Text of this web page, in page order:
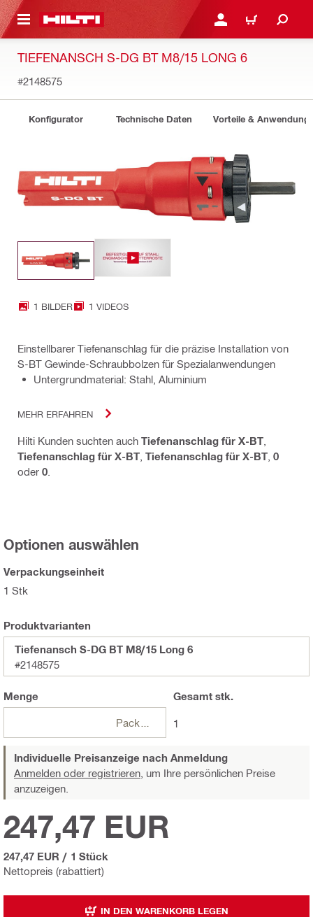
ANMELDEN ODER
WARENKORB
TIEFENANSCH S-DG BT M8/15 LONG 6
#2148575
Konfigurator Technische Daten Vorteile &
1 BILDER 1 VIDEOS
Einstellbarer Tiefenanschlag für die präzise Installation von
S-BT Gewinde-Schraubbolzen für Spezialanwendungen
Untergrundmaterial: Stahl, Aluminium
MEHR ERFAHREN
Hilti Kunden suchten auch Tiefenanschlag für X-BT
Tiefenanschlag für X-BT Tiefenanschlag für X-BT 0
oder 0
Optionen auswählen
Verpackungseinheit
1 Stk
Produktvarianten
Tiefenansch S-DG BT M8/15 Long 6
#2148575
Menge
Packungen
Gesamtstk.
1
Individuelle Preisanzeige nach Anmeldung
Anmelden oder registrieren, um Ihre persönlichen Preise
anzuzeigen.
Nettopreis (rabattiert)
247,47 EUR
247,47 EUR / 1 Stück
IN DEN WARENKORB LEGEN